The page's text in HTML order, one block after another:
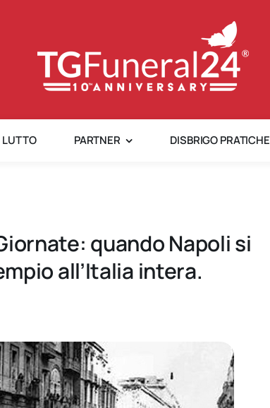
LUTTO PARTNER DISBRIGO PRATICHE
quando Napoli si
all’Italia intera.